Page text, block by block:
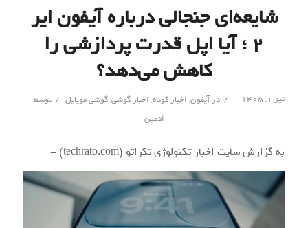
شایعه‌ای جنجالی درباره آیفون ایر
۲ ؛ آیا اپل قدرت پردازشی را
کاهش می‌دهد؟
تیر ۱, ۱۴۰۵ / درآیفون, اخبار کوتاه, اخبار گوشی,گوشی موبایل / توسط
ادمین
به گزارش سایت اخبار تکنولوژی تکراتو (techrato.com) -